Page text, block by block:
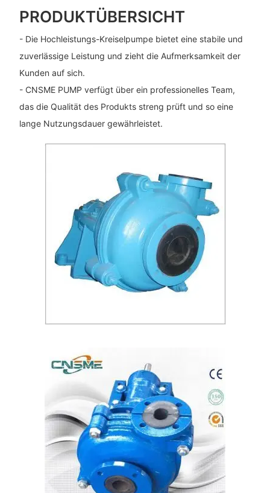
PRODUKTÜBERSICHT
- Die Hochleistungs-Kreiselpumpe bietet eine stabile und
zuverlässige Leistung und zieht die Aufmerksamkeit der
Kunden auf sich.
- CNSME PUMP verfügt über ein professionelles Team,
das die Qualität des Produkts streng prüft und so eine
lange Nutzungsdauer gewährleistet.